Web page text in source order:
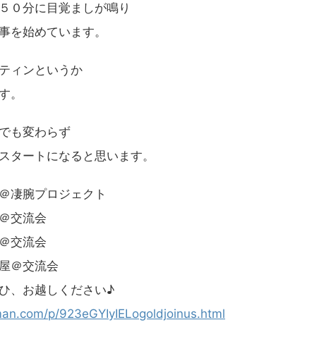
０分に目覚ましが鳴り
を始めています。
ィンというか
。
も変わらず
タートになると思います。
凄腕プロジェクト
交流会
交流会
＠交流会
、お越しください♪
p/923eGYIyIELogoldjoinus.html